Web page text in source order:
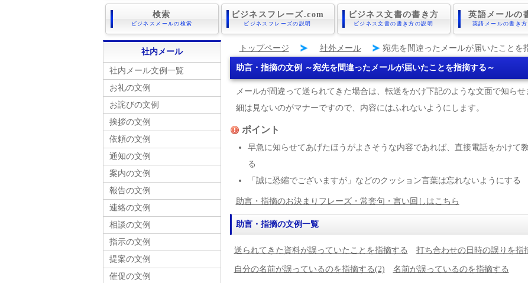
検索
ビジネスメールの検索
ビジネスフレーズ.com
ビジネスフレーズの説明
ビジネス文書の書き方
ビジネス文書の書き方の説明
英語メールの
英語メールの書き方
トップページ 社外メール 宛先を間違ったメールが届いたことを
助言・指摘の文例 ～宛先を間違ったメールが届いたことを指摘する～
メールが間違って送られてきた場合は、転送をかけ下記のような文面で知らせ
細は見ないのがマナーですので、内容にはふれないようにします。
ポイント
早急に知らせてあげたほうがよさそうな内容であれば、直接電話をかけて
る
「誠に恐縮でございますが」などのクッション言葉は忘れないようにする
助言・指摘のお決まりフレーズ・常套句・言い回しはこちら
助言・指摘の文例一覧
送られてきた資料が誤っていたことを指摘する 打ち合わせの日時の誤りを指
自分の名前が誤っているのを指摘する(2) 名前が誤っているのを指摘する
社内メール
社内メール文例一覧
お礼の文例
お詫びの文例
挨拶の文例
依頼の文例
通知の文例
案内の文例
報告の文例
連絡の文例
相談の文例
指示の文例
提案の文例
催促の文例